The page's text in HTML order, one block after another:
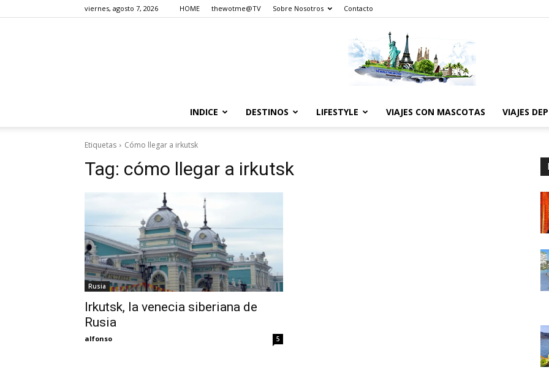
viernes, agosto 7, 2026 HOME thewotme@TV Sobre Nosotros Contacto
INDICE DESTINOS LIFESTYLE VIAJES CON MASCOTAS VIAJES
Etiquetas Cómo llegar a irkutsk
Tag: cómo llegar a irkutsk
Rusia
Irkutsk, la venecia siberiana de
Rusia
alfonso 5